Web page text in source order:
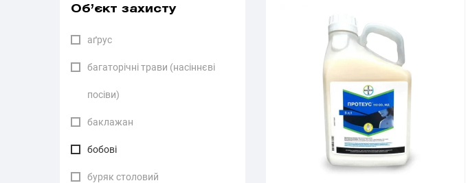
Об’єкт захисту
аґрус
багаторічні трави (насіннєві
посіви)
баклажан
бобові
буряк столовий